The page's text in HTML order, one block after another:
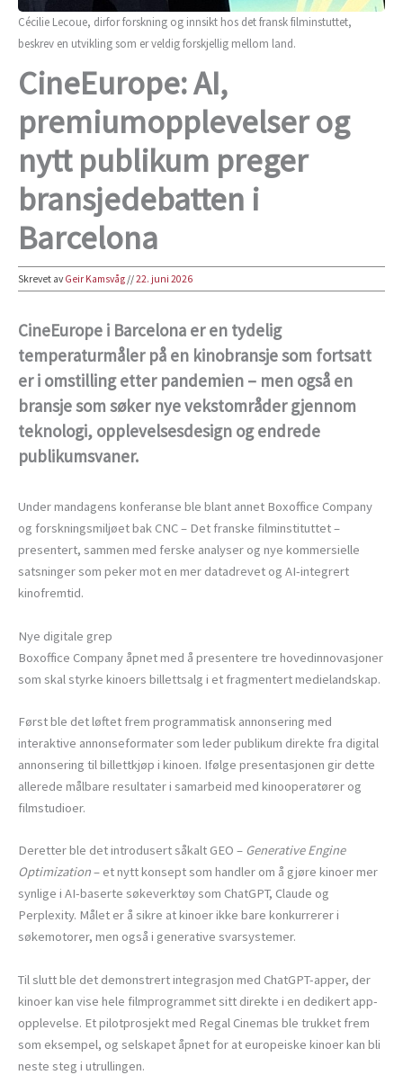
Cécilie Lecoue, dirfor forskning og innsikt hos det fransk filminstuttet,
beskrev en utvikling som er veldig forskjellig mellom land.
CineEurope: AI,
premiumopplevelser og
nytt publikum preger
bransjedebatten i
Barcelona
Skrevet avGeir Kamsvåg //22. juni 2026
CineEurope i Barcelona er en tydelig
temperaturmåler på en kinobransje som fortsatt
er i omstilling etter pandemien – men også en
bransje som søker nye vekstområder gjennom
teknologi, opplevelsesdesign og endrede
publikumsvaner.
Under mandagens konferanse ble blant annet Boxoffice Company
og forskningsmiljøet bak CNC – Det franske filminstituttet –
presentert, sammen med ferske analyser og nye kommersielle
satsninger som peker mot en mer datadrevet og AI-integrert
kinofremtid.
Nye digitale grep
Boxoffice Company åpnet med å presentere tre hovedinnovasjoner
som skal styrke kinoers billettsalg i et fragmentert medielandskap.
Først ble det løftet frem programmatisk annonsering med
interaktive annonseformater som leder publikum direkte fra digital
annonsering til billettkjøp i kinoen. Ifølge presentasjonen gir dette
allerede målbare resultater i samarbeid med kinooperatører og
filmstudioer.
Deretter ble det introdusert såkalt GEO – Generative Engine
Optimization– et nytt konsept som handler om å gjøre kinoer mer
synlige i AI-baserte søkeverktøy som ChatGPT, Claude og
Perplexity. Målet er å sikre at kinoer ikke bare konkurrerer i
søkemotorer, men også i generative svarsystemer.
Til slutt ble det demonstrert integrasjon med ChatGPT-apper, der
kinoer kan vise hele filmprogrammet sitt direkte i en dedikert app-
opplevelse. Et pilotprosjekt med Regal Cinemas ble trukket frem
som eksempel, og selskapet åpnet for at europeiske kinoer kan bli
neste steg i utrullingen.